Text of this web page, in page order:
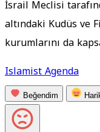
İsrail Meclisi
altındaki Kudüs ve
kurumlarını da
Islamist Agenda
Beğendim